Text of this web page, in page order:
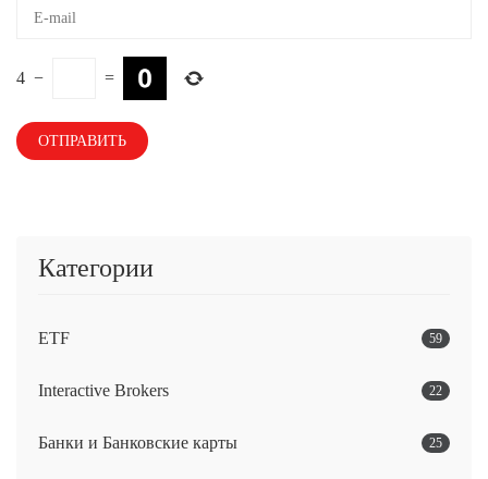
4 − =
Категории
ETF 59
Interactive Brokers 22
Банки и Банковские карты 25